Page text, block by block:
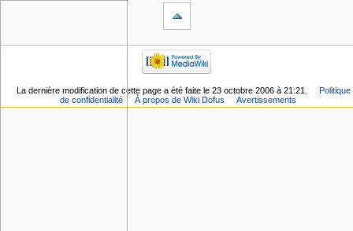
La dernière modification de cette page a été faite le 23 octobre 2006 à 21:21.
Politique
de confidentialité
À propos de Wiki Dofus Avertissements